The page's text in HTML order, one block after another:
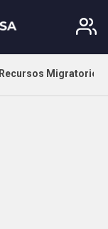
Recursos Migratorios